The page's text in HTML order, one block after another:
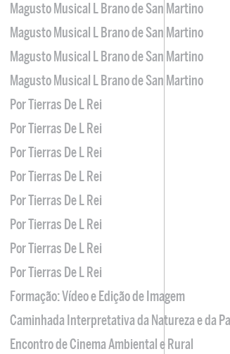
Magusto Musical L Brano de San Martino
Magusto Musical L Brano de San Martino
Magusto Musical L Brano de San Martino
Magusto Musical L Brano de San Martino
Por Tierras De L Rei
Por Tierras De L Rei
Por Tierras De L Rei
Por Tierras De L Rei
Por Tierras De L Rei
Por Tierras De L Rei
Por Tierras De L Rei
Por Tierras De L Rei
Formação: Vídeo e Edição de Imagem
Caminhada Interpretativa da Natureza e da
Encontro de Cinema Ambiental e Rural